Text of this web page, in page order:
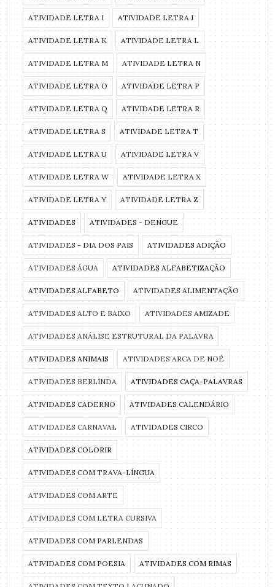
ATIVIDADE LETRA I ATIVIDADE LETRA J
ATIVIDADE LETRA K ATIVIDADE LETRA L
ATIVIDADE LETRA M ATIVIDADE LETRA N
ATIVIDADE LETRA O ATIVIDADE LETRA P
ATIVIDADE LETRA Q ATIVIDADE LETRA R
ATIVIDADE LETRA S ATIVIDADE LETRA T
ATIVIDADE LETRA U ATIVIDADE LETRA V
ATIVIDADE LETRA W ATIVIDADE LETRA X
ATIVIDADE LETRA Y ATIVIDADE LETRA Z
ATIVIDADES ATIVIDADES - DENGUE
ATIVIDADES - DIA DOS PAIS ATIVIDADES ADIÇÃO
ATIVIDADES ÁGUA ATIVIDADES ALFABETIZAÇÃO
ATIVIDADES ALFABETO ATIVIDADES ALIMENTAÇÃO
ATIVIDADES ALTO E BAIXO ATIVIDADES AMIZADE
ATIVIDADES ANÁLISE ESTRUTURAL DA PALAVRA
ATIVIDADES ANIMAIS ATIVIDADES ARCA DE NOÉ
ATIVIDADES BERLINDA ATIVIDADES CAÇA-PALAVRAS
ATIVIDADES CADERNO ATIVIDADES CALENDÁRIO
ATIVIDADES CARNAVAL ATIVIDADES CIRCO
ATIVIDADES COLORIR
ATIVIDADES COM TRAVA-LÍNGUA
ATIVIDADES COM ARTE
ATIVIDADES COM LETRA CURSIVA
ATIVIDADES COM PARLENDAS
ATIVIDADES COM POESIA ATIVIDADES COM RIMAS